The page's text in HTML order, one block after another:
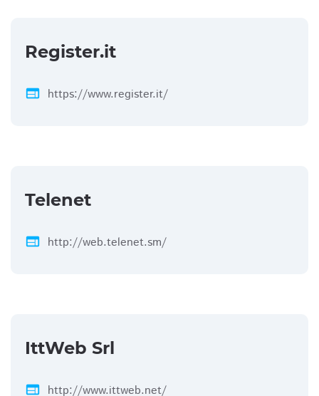
Register.it
web https://www.register.it/
Telenet
web http://web.telenet.sm/
IttWeb Srl
web http://www.ittweb.net/